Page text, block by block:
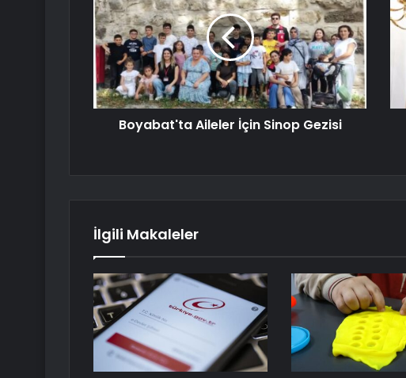
Boyabat'ta Aileler İçin Sinop Gezisi
İlgili Makaleler